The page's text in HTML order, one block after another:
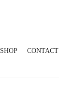
SHOP CONTACT